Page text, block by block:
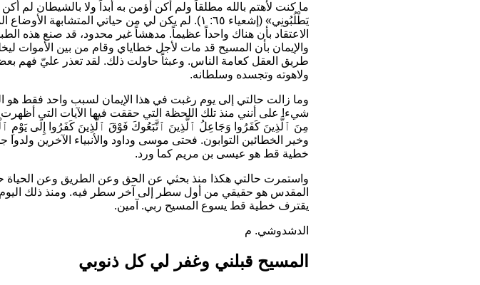
ما كنت لأهتم بالله مطلقاً ولم أكن أؤمن به أبداً ولا بالشيطان لم
يَطْلُبُونِي»
(إشعياء ٦٥: ١). لم يكن لي من حياتي المتشابهة
الاعتقاد بأن هناك واحداً عظيماً. مدهشاً غير محدود، قد صنع هذه
والإيمان بأن المسيح قد مات لأجل خطاياي وقام من بين الأموات
طريق العقل كعامة الناس. وعبثاً حاولت ذلك. لقد تعذر عليّ فهم
ولاهوته وتجسده وسلطانه.
وما زالت حالتي إلى يوم رغبت في هذا الإيمان لسبب واحد فقط
شيء! على أنني منذ تلك اللحظة التي حققت فيها الآيات التي أظهرت
مِنَ ٱلَّذِينَ كَفَرُوا وَجَاعِلُ ٱلَّذِينَ ٱتَّبَعُوكَ فَوْقَ ٱلَّذِينَ كَفَرُوا إِلَى يَوْمِ
وخير الخطائين التوابون. فحتى موسى وداود والأنبياء الآخرين
خطية قط هو عيسى بن مريم كما ورد.
واستمرت حالتي هكذا منذ بحثي عن الحق وعن الطريق وعن الحياة
المقدس هو حقيقي من أول سطر إلى آخر سطر فيه. ومنذ ذلك
يقترف خطية قط يسوع المسيح ربي. آمين.
الدشدوشي. م
المسيح قبلني وغفر لي كل ذنوبي